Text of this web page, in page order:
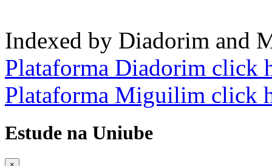
Indexed by Diadorim and
Plataforma Diadorim click
Plataforma Miguilim click
Estude na Uniube